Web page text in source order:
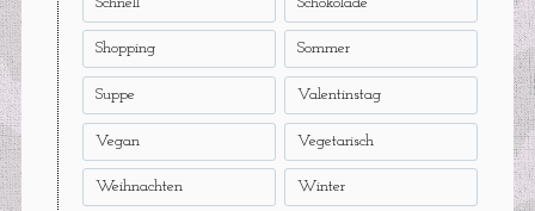
Shopping Sommer
Suppe Valentinstag
Vegan Vegetarisch
Weihnachten Winter